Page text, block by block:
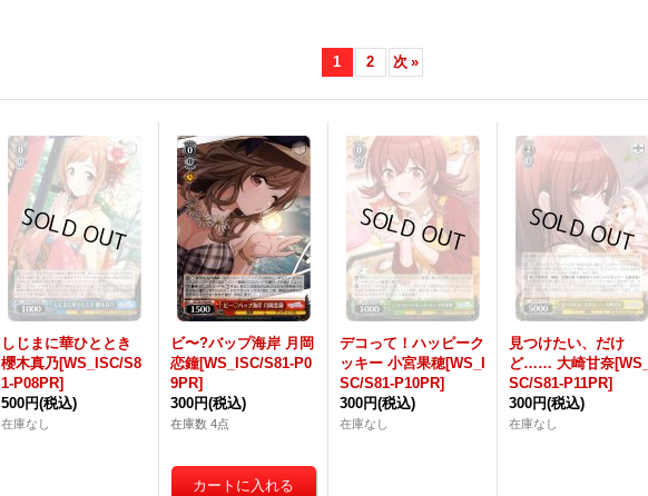
1 2 次 »
しじまに華ひととき
櫻木真乃[WS_ISC/S8
1-P08PR]
500円(税込)
在庫なし
ビ〜?バップ海岸 月岡
恋鐘[WS_ISC/S81-P0
9PR]
300円(税込)
在庫数 4点
デコって！ハッピーク
ッキー 小宮果穂[WS_I
SC/S81-P10PR]
300円(税込)
在庫なし
見つけたい、だけ
ど…… 大崎甘奈[WS_I
SC/S81-P11PR]
300円(税込)
在庫なし